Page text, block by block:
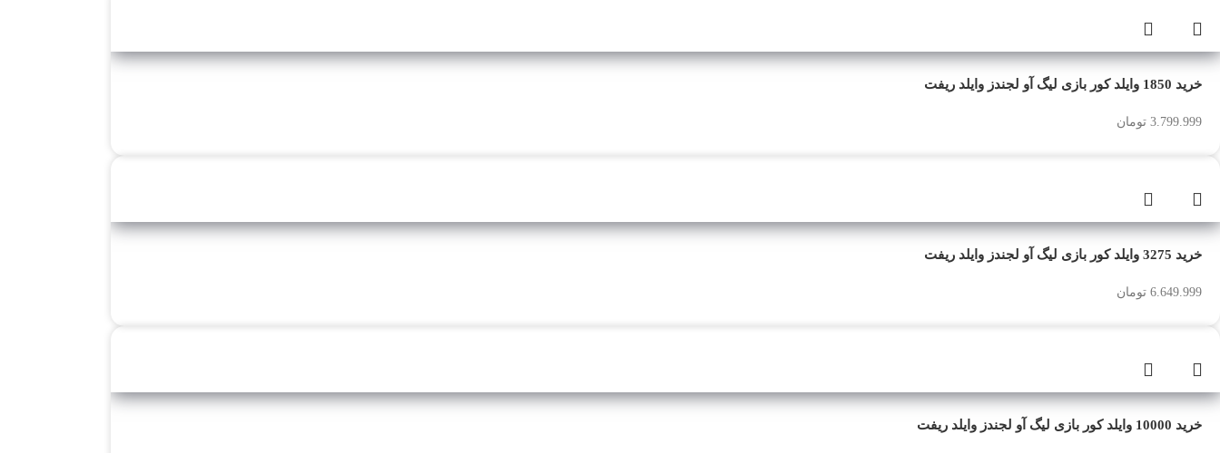
خرید 1850 وایلد کور بازی لیگ آو لجندز وایلد ریفت
3.799.999 تومان
خرید 3275 وایلد کور بازی لیگ آو لجندز وایلد ریفت
6.649.999 تومان
خرید 10000 وایلد کور بازی لیگ آو لجندز وایلد ریفت